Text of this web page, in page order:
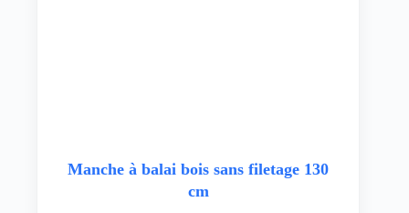
Manche à balai bois sans filetage 130
cm